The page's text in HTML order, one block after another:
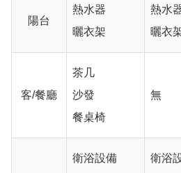
陽台
熱水器
曬衣架
熱水
曬衣
客/餐廳
茶几
沙發
餐桌椅
無
衛浴設備
衛浴